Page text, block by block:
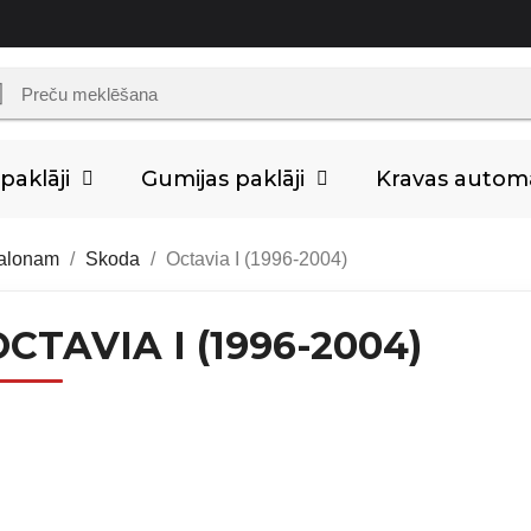
Gumijas paklāji Kravas
Skoda Octavia I (1996-2004)
I (1996-2004)